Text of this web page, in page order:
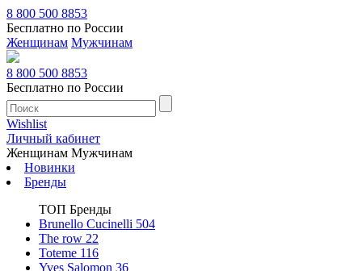
8 800 500 8853
Бесплатно по России
Женщинам Мужчинам
8 800 500 8853
Бесплатно по России
Wishlist
Личный кабинет
Женщинам Мужчинам
Новинки
Бренды
ТОП Бренды
Brunello Cucinelli 504
The row 22
Toteme 116
Yves Salomon 36